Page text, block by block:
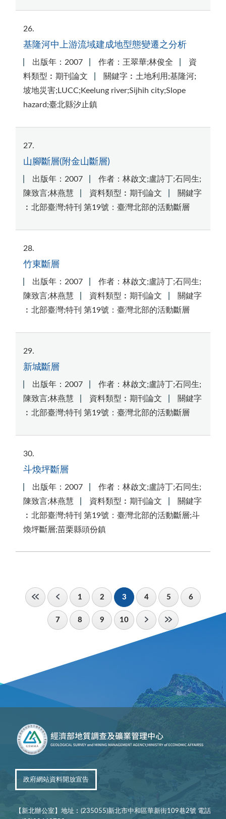
26
基隆河中上游流域建成地型態變遷之分析
出版年：2007 作者：王翠華;林俊全
資
料類型︰期刊論文
關鍵字︰土地利用;基隆河;
坡地災害;LUCC;Keelung river;Sijhih city;Slope
hazard;臺北縣汐止鎮
27
山腳斷層(附金山斷層)
出版年：2007
作者：林啟文;盧詩丁;石同生;
陳致言;林燕慧
資料類型︰期刊論文
關鍵字
︰北部臺灣;特刊 第19號：臺灣北部的活動斷層
28
竹東斷層
出版年：2007
作者：林啟文;盧詩丁;石同生;
陳致言;林燕慧
資料類型︰期刊論文
關鍵字
︰北部臺灣;特刊 第19號：臺灣北部的活動斷層
29
新城斷層
出版年：2007
作者：林啟文;盧詩丁;石同生;
陳致言;林燕慧
資料類型︰期刊論文
關鍵字
︰北部臺灣;特刊 第19號：臺灣北部的活動斷層
30
斗煥坪斷層
出版年：2007
作者：林啟文;盧詩丁;石同生;
陳致言;林燕慧
資料類型︰期刊論文
關鍵字
︰北部臺灣;特刊 第19號：臺灣北部的活動斷層;斗
煥坪斷層;苗栗縣頭份鎮
1 2 3 4 5 6
7 8 9 10
政府網站資料開放宣告
【新北辦公室】地址︰(235055)新北市中和區華新街109巷2號 電話